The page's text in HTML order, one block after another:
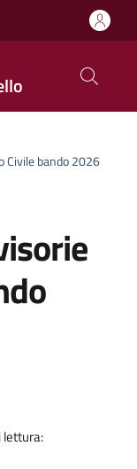
Civile bando 2026
lettura: